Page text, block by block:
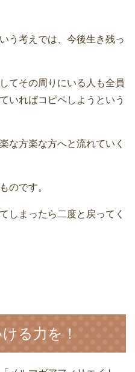
う考えでは、今後生き残っ
てその周りにいる人も全員
いればコピペしようという
な方楽な方へと流れていく
のです。
しまったら二度と戻ってく
る力を！